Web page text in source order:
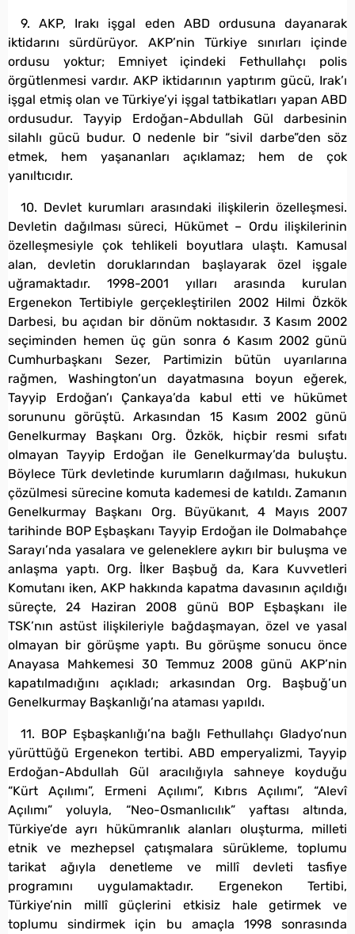
9. AKP, Irakı işgal eden ABD ordusuna dayanarak
iktidarını sürdürüyor. AKP’nin Türkiye sınırları içinde
ordusu yoktur; Emniyet içindeki Fethullahçı polis
örgütlenmesi vardır. AKP iktidarının yaptırım gücü, Irak’ı
işgal etmiş olan ve Türkiye’yi işgal tatbikatları yapan ABD
ordusudur. Tayyip Erdoğan-Abdullah Gül darbesinin
silahlı gücü budur. O nedenle bir “sivil darbe”den söz
etmek, hem yaşananları açıklamaz; hem de çok
yanıltıcıdır.
10. Devlet kurumları arasındaki ilişkilerin özelleşmesi.
Devletin dağılması süreci, Hükümet – Ordu ilişkilerinin
özelleşmesiyle çok tehlikeli boyutlara ulaştı. Kamusal
alan, devletin doruklarından başlayarak özel işgale
uğramaktadır. 1998-2001 yılları arasında kurulan
Ergenekon Tertibiyle gerçekleştirilen 2002 Hilmi Özkök
Darbesi, bu açıdan bir dönüm noktasıdır. 3 Kasım 2002
seçiminden hemen üç gün sonra 6 Kasım 2002 günü
Cumhurbaşkanı Sezer, Partimizin bütün uyarılarına
rağmen, Washington’un dayatmasına boyun eğerek,
Tayyip Erdoğan’ı Çankaya’da kabul etti ve hükümet
sorununu görüştü. Arkasından 15 Kasım 2002 günü
Genelkurmay Başkanı Org. Özkök, hiçbir resmi sıfatı
olmayan Tayyip Erdoğan ile Genelkurmay’da buluştu.
Böylece Türk devletinde kurumların dağılması, hukukun
çözülmesi sürecine komuta kademesi de katıldı. Zamanın
Genelkurmay Başkanı Org. Büyükanıt, 4 Mayıs 2007
tarihinde BOP Eşbaşkanı Tayyip Erdoğan ile Dolmabahçe
Sarayı’nda yasalara ve geleneklere aykırı bir buluşma ve
anlaşma yaptı. Org. İlker Başbuğ da, Kara Kuvvetleri
Komutanı iken, AKP hakkında kapatma davasının açıldığı
süreçte, 24 Haziran 2008 günü BOP Eşbaşkanı ile
TSK’nın astüst ilişkileriyle bağdaşmayan, özel ve yasal
olmayan bir görüşme yaptı. Bu görüşme sonucu önce
Anayasa Mahkemesi 30 Temmuz 2008 günü AKP’nin
kapatılmadığını açıkladı; arkasından Org. Başbuğ’un
Genelkurmay Başkanlığı’na ataması yapıldı.
11. BOP Eşbaşkanlığı’na bağlı Fethullahçı Gladyo’nun
yürüttüğü Ergenekon tertibi. ABD emperyalizmi, Tayyip
Erdoğan-Abdullah Gül aracılığıyla sahneye koyduğu
“Kürt Açılımı”, Ermeni Açılımı”, Kıbrıs Açılımı”, “Alevî
Açılımı” yoluyla, “Neo-Osmanlıcılık” yaftası altında,
Türkiye’de ayrı hükümranlık alanları oluşturma, milleti
etnik ve mezhepsel çatışmalara sürükleme, toplumu
tarikat ağıyla denetleme ve millî devleti tasfiye
programını uygulamaktadır. Ergenekon Tertibi,
Türkiye’nin millî güçlerini etkisiz hale getirmek ve
toplumu sindirmek için bu amaçla 1998 sonrasında